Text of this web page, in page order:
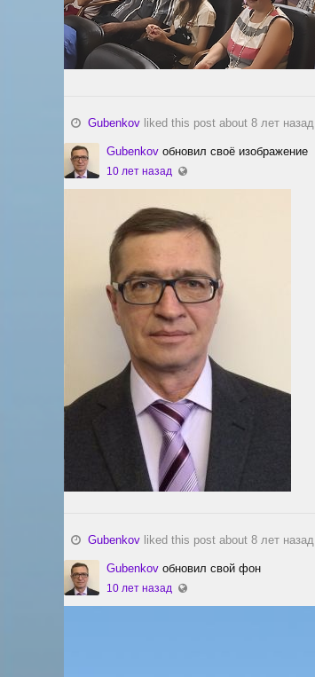
Gubenkov liked this post about 8 лет назад
Gubenkov обновил своё изображение
10 лет назад
Gubenkov liked this post about 8 лет назад
Gubenkov обновил свой фон
10 лет назад